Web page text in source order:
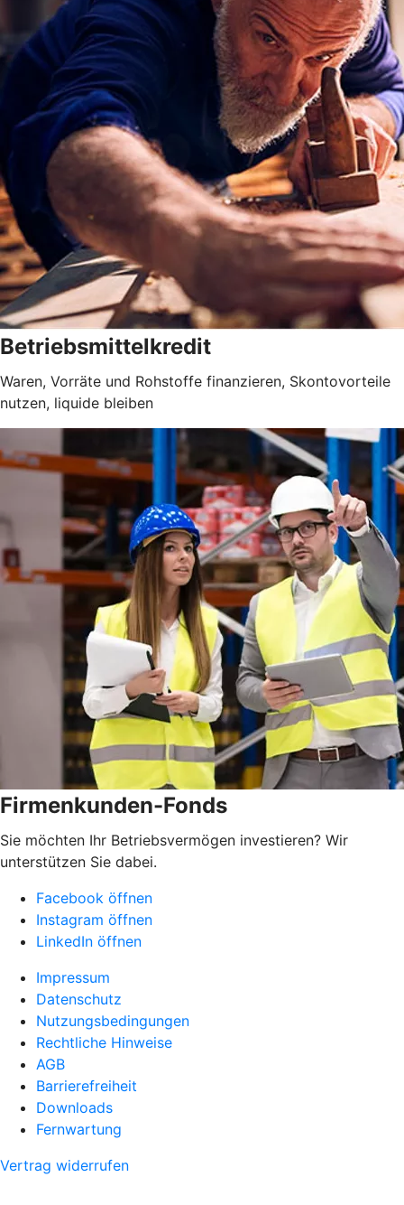
Betriebsmittelkredit
Waren, Vorräte und Rohstoffe finanzieren, Skontovorteile
nutzen, liquide bleiben
Firmenkunden-Fonds
Sie möchten Ihr Betriebsvermögen investieren? Wir
unterstützen Sie dabei.
Facebook öffnen
Instagram öffnen
LinkedIn öffnen
Impressum
Datenschutz
Nutzungsbedingungen
Rechtliche Hinweise
AGB
Barrierefreiheit
Downloads
Fernwartung
Vertrag widerrufen